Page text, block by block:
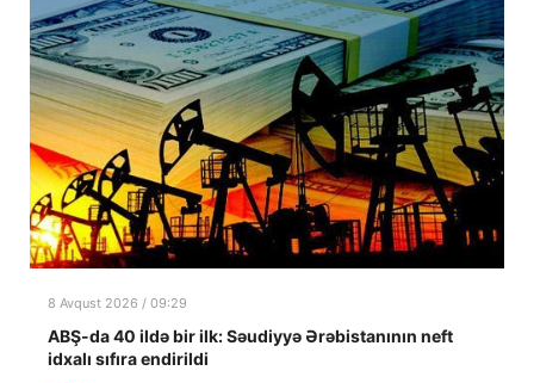
8 Avqust 2026 / 09:29
ABŞ-da 40 ildə bir ilk: Səudiyyə Ərəbistanının neft
idxalı sıfıra endirildi